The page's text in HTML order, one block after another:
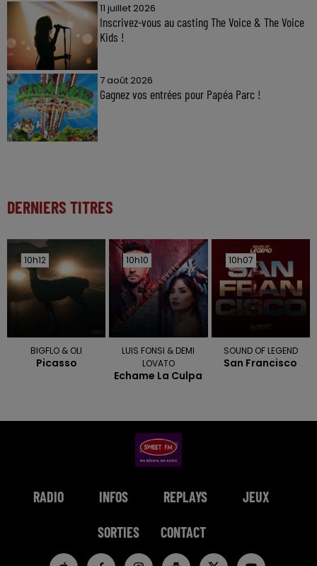
11 juillet 2026
Inscrivez-vous au casting The Voice & The Voice
Kids !
7 août 2026
Gagnez vos entrées pour Papéa Parc !
DERNIERS TITRES
10h12
10h12
BIGFLO & OLI
Picasso
10h10
10h10
LUIS FONSI & DEMI
LOVATO
Echame La Culpa
10h07
10h07
SOUND OF LEGEND
San Francisco
RADIO INFOS REPLAYS JEUX
SORTIES CONTACT